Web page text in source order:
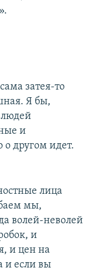
затея-то
Я бы,
людей
и
другом идет.
лица
мы,
волей-неволей
и
и цен на
и если вы